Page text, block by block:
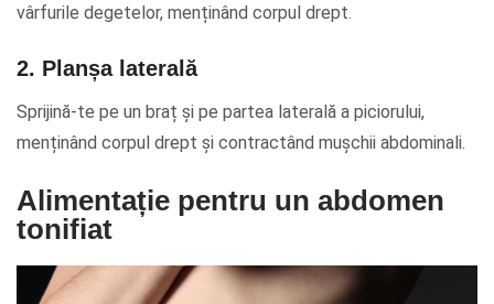
vârfurile degetelor, menținând corpul drept.
2. Planșa laterală
Sprijină-te pe un braț și pe partea laterală a piciorului,
menținând corpul drept și contractând mușchii abdominali.
Alimentație pentru un abdomen
tonifiat